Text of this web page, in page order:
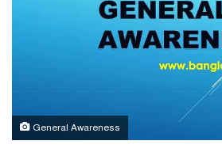
General Awareness